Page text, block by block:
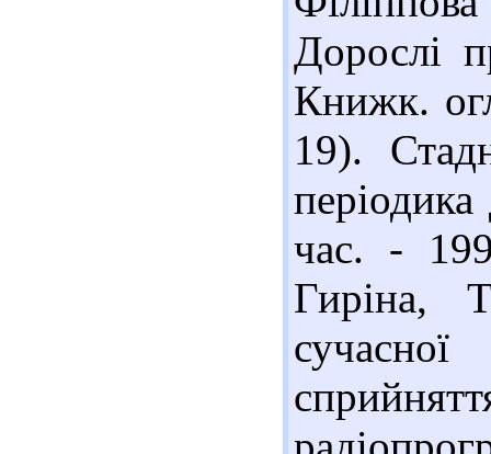
Дорослі
Книжк.
19).
час. -
Гиріна,
сучасної